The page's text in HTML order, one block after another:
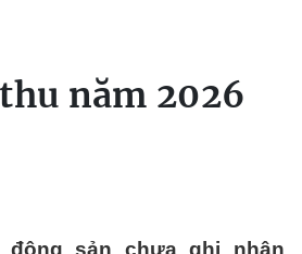
năm 2026
sản chưa ghi nhận